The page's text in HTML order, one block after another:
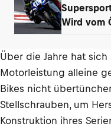
Wird vom
Über die Jahre hat sich
Motorleistung alleine
Bikes nicht
Stellschrauben, um
Konstruktion ihres